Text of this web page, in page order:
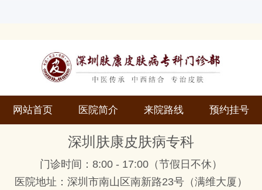
网站首页 医院简介 来院路线 预约挂号
深圳肤康皮肤病专科
门诊时间：8:00 - 17:00（节假日不休）
医院地址：深圳市南山区南新路23号（满维大厦）